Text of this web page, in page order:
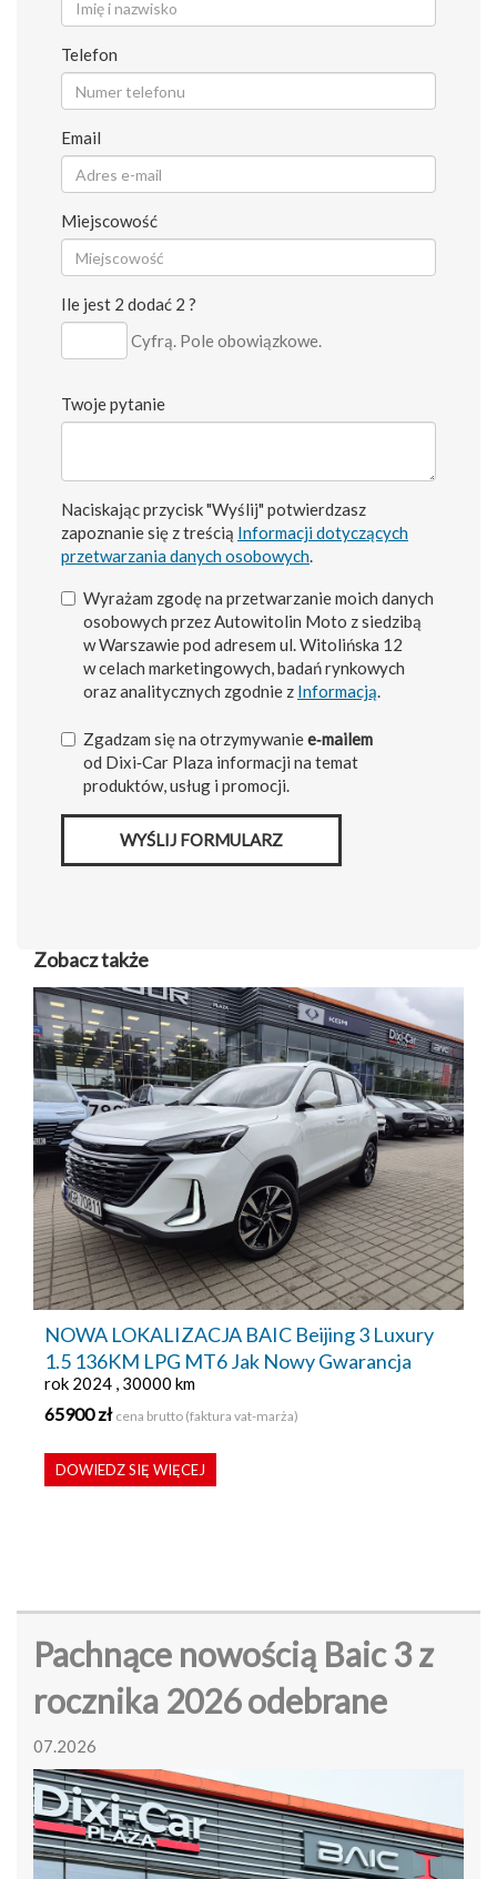
Telefon
Email
Miejscowość
Ile jest 2 dodać 2 ?
Cyfrą. Pole obowiązkowe.
Twoje pytanie
Naciskając przycisk "Wyślij" potwierdzasz
zapoznanie się z treścią Informacji dotyczących
przetwarzania danych osobowych.
Wyrażam zgodę na przetwarzanie moich danych
osobowych przez Autowitolin Moto z siedzibą
w Warszawie pod adresem ul. Witolińska 12
w celach marketingowych, badań rynkowych
oraz analitycznych zgodnie z Informacją.
Zgadzam się na otrzymywaniee‑mailem
od Dixi‑Car Plaza informacji na temat
produktów, usług i promocji.
WYŚLIJ FORMULARZ
Zobacz także
NOWA LOKALIZACJA BAIC Beijing 3 Luxury
1.5 136KM LPG MT6 Jak Nowy Gwarancja
rok 2024 , 30000 km
65900 zł cena brutto (faktura vat-marża)
DOWIEDZ SIĘ WIĘCEJ
Pachnące nowością Baic 3 z
rocznika 2026 odebrane
07.2026